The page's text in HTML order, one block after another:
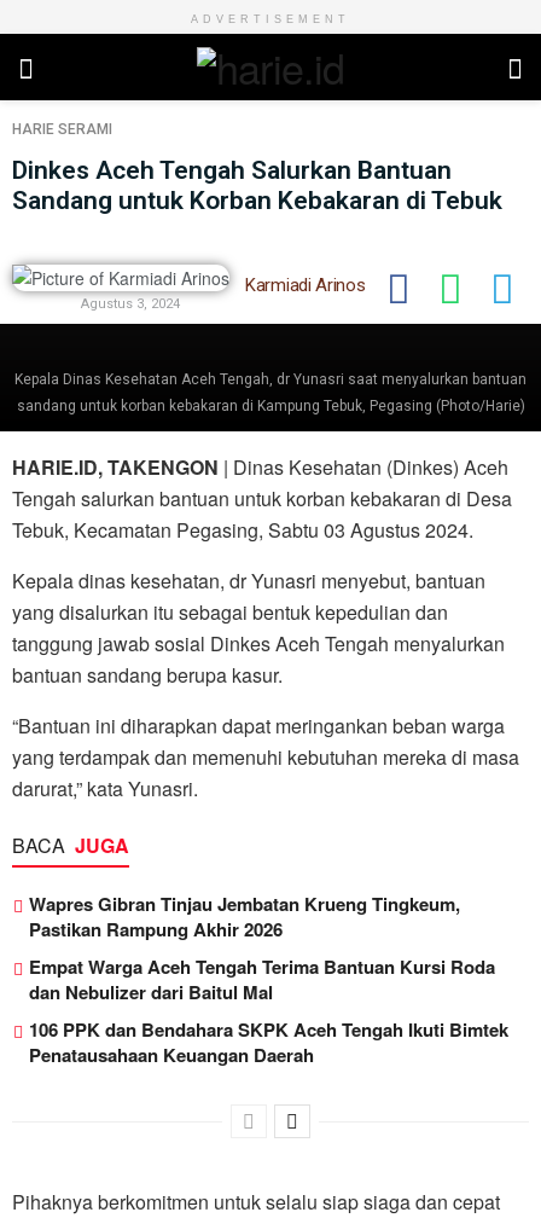
ADVERTISEMENT
HARIE SERAMI
Dinkes Aceh Tengah Salurkan Bantuan
Sandang untuk Korban Kebakaran di Tebuk
Karmiadi Arinos
Agustus 3, 2024
Kepala Dinas Kesehatan Aceh Tengah, dr Yunasri saat menyalurkan bantuan
sandang untuk korban kebakaran di Kampung Tebuk, Pegasing (Photo/Harie)
HARIE.ID, TAKENGON | Dinas Kesehatan (Dinkes) Aceh
Tengah salurkan bantuan untuk korban kebakaran di Desa
Tebuk, Kecamatan Pegasing, Sabtu 03 Agustus 2024.
Kepala dinas kesehatan, dr Yunasri menyebut, bantuan
yang disalurkan itu sebagai bentuk kepedulian dan
tanggung jawab sosial Dinkes Aceh Tengah menyalurkan
bantuan sandang berupa kasur.
“Bantuan ini diharapkan dapat meringankan beban warga
yang terdampak dan memenuhi kebutuhan mereka di masa
darurat,” kata Yunasri.
BACA JUGA
Wapres Gibran Tinjau Jembatan Krueng Tingkeum,
Pastikan Rampung Akhir 2026
Empat Warga Aceh Tengah Terima Bantuan Kursi Roda
dan Nebulizer dari Baitul Mal
106 PPK dan Bendahara SKPK Aceh Tengah Ikuti Bimtek
Penatausahaan Keuangan Daerah
Pihaknya berkomitmen untuk selalu siap siaga dan cepat